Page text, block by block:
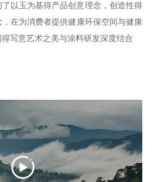
了以玉为基得产品创意理念，创造性得
在为消费者提供健康环保空间与健康
写意艺术之美与涂料研发深度结合